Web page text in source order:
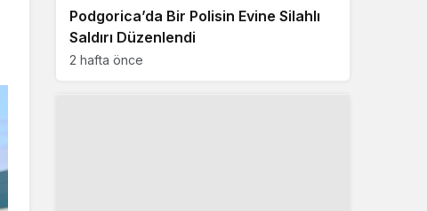
Podgorica’da Bir Polisin Evine Silahlı
Saldırı Düzenlendi
2 hafta önce